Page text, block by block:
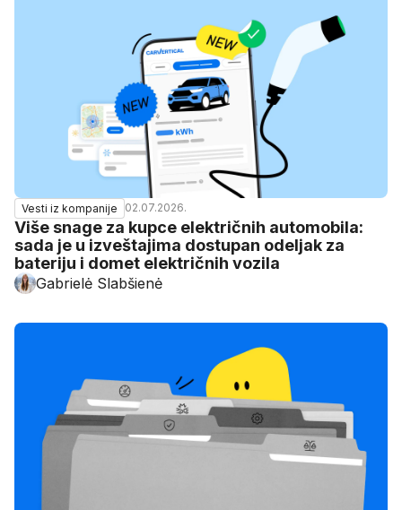
Vesti iz kompanije 02.07.2026.
Više snage za kupce električnih automobila:
sada je u izveštajima dostupan odeljak za
bateriju i domet električnih vozila
Gabrielė Slabšienė